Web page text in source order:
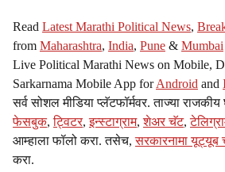
Read Latest Marathi Political News,
from Maharashtra, India, Pune & Mumbai
Live Political Marathi News on Mobile,
Sarkarnama Mobile App forAndroid and
सर्व सोशल मीडिया प्लॅटफॉर्मवर. ताज्या राजकीय
फेसबुक,ट्विटर,इन्स्टाग्राम,शेअर चॅट,
आम्हाला फॉलो करा. तसेच,सरकारनामा यूट्यूब
करा.